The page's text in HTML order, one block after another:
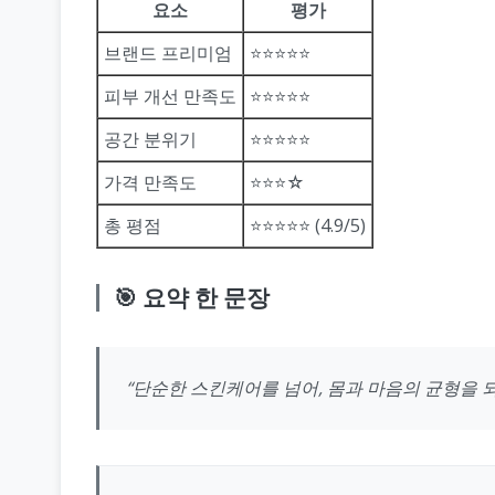
요소
평가
브랜드 프리미엄
⭐⭐⭐⭐⭐
피부 개선 만족도
⭐⭐⭐⭐⭐
공간 분위기
⭐⭐⭐⭐⭐
가격 만족도
⭐⭐⭐☆
총 평점
⭐⭐⭐⭐⭐ (4.9/5)
🎯 요약 한 문장
“단순한 스킨케어를 넘어, 몸과 마음의 균형을